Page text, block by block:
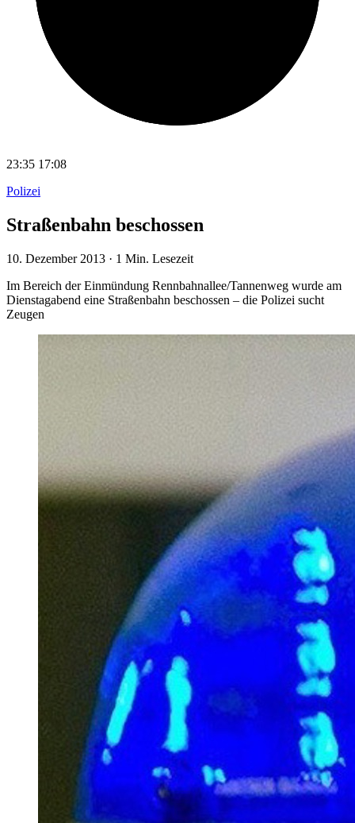
23:35 17:08
Polizei
Straßenbahn beschossen
10. Dezember 2013 · 1 Min. Lesezeit
Im Bereich der Einmündung Rennbahnallee/Tannenweg wurde am
Dienstagabend eine Straßenbahn beschossen – die Polizei sucht
Zeugen